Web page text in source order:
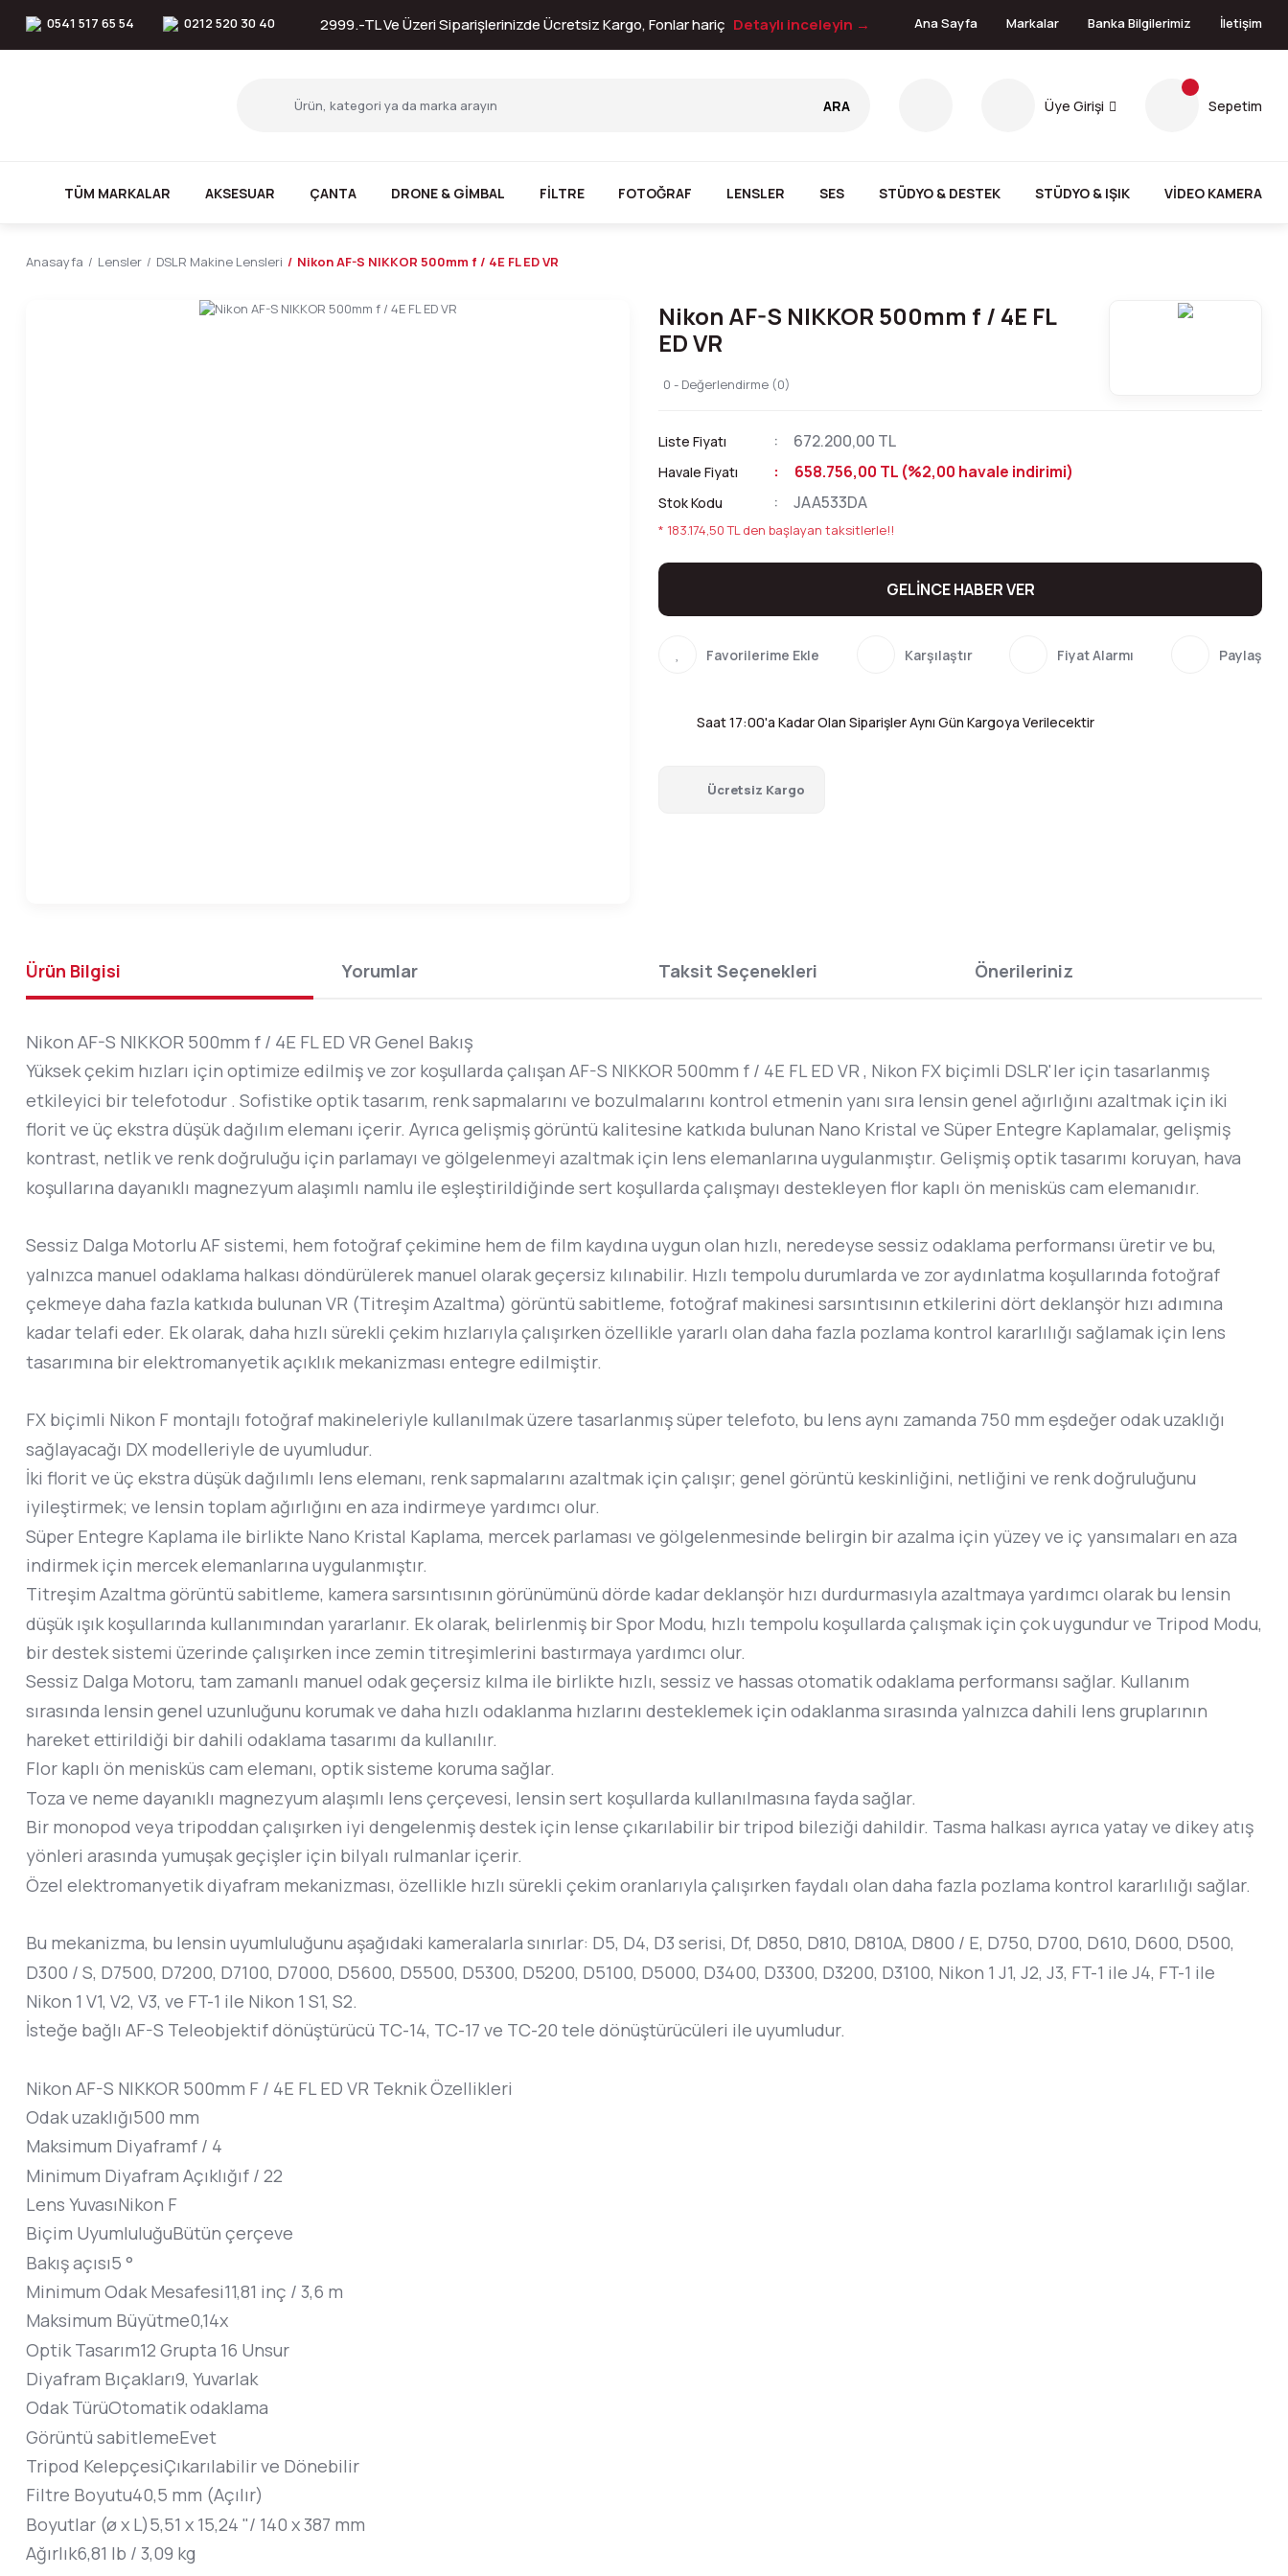
0541 517 65 54 0212 520 30 40 2999.-TL Ve Üzeri Siparişlerinizde Ücretsiz Kargo, Fonlar hariç Detaylı inceleyin → Ana Sayfa Markalar Banka Bilgilerimiz İletişim
ARA Üye Girişi Sepetim
TÜM MARKALAR AKSESUAR ÇANTA DRONE & GİMBAL FİLTRE FOTOĞRAF LENSLER SES STÜDYO & DESTEK STÜDYO & IŞIK VİDEO KAMERA
Anasayfa Lensler DSLR Makine Lensleri Nikon AF-S NIKKOR 500mm f / 4E FL ED VR
Nikon AF-S NIKKOR 500mm f / 4E FL
ED VR
0 - Değerlendirme (0)
Liste Fiyatı 672.200,00 TL
Havale Fiyatı 658.756,00 TL (%2,00 havale indirimi)
Stok Kodu JAA533DA
* 183.174,50 TL den başlayan taksitlerle!!
GELİNCE HABER VER
Karşılaştır Fiyat Alarmı Paylaş
Saat 17:00'a Kadar Olan Siparişler Aynı Gün Kargoya Verilecektir
Ücretsiz Kargo
Ürün Bilgisi Yorumlar Taksit Seçenekleri Önerileriniz
Nikon AF-S NIKKOR 500mm f / 4E FL ED VR Genel Bakış
Yüksek çekim hızları için optimize edilmiş ve zor koşullarda çalışan AF-S NIKKOR 500mm f / 4E FL ED VR , Nikon FX biçimli DSLR'ler için tasarlanmış
etkileyici bir telefotodur . Sofistike optik tasarım, renk sapmalarını ve bozulmalarını kontrol etmenin yanı sıra lensin genel ağırlığını azaltmak için iki
florit ve üç ekstra düşük dağılım elemanı içerir. Ayrıca gelişmiş görüntü kalitesine katkıda bulunan Nano Kristal ve Süper Entegre Kaplamalar, gelişmiş
kontrast, netlik ve renk doğruluğu için parlamayı ve gölgelenmeyi azaltmak için lens elemanlarına uygulanmıştır. Gelişmiş optik tasarımı koruyan, hava
koşullarına dayanıklı magnezyum alaşımlı namlu ile eşleştirildiğinde sert koşullarda çalışmayı destekleyen flor kaplı ön menisküs cam elemanıdır.
Sessiz Dalga Motorlu AF sistemi, hem fotoğraf çekimine hem de film kaydına uygun olan hızlı, neredeyse sessiz odaklama performansı üretir ve bu,
yalnızca manuel odaklama halkası döndürülerek manuel olarak geçersiz kılınabilir. Hızlı tempolu durumlarda ve zor aydınlatma koşullarında fotoğraf
çekmeye daha fazla katkıda bulunan VR (Titreşim Azaltma) görüntü sabitleme, fotoğraf makinesi sarsıntısının etkilerini dört deklanşör hızı adımına
kadar telafi eder. Ek olarak, daha hızlı sürekli çekim hızlarıyla çalışırken özellikle yararlı olan daha fazla pozlama kontrol kararlılığı sağlamak için lens
tasarımına bir elektromanyetik açıklık mekanizması entegre edilmiştir.
FX biçimli Nikon F montajlı fotoğraf makineleriyle kullanılmak üzere tasarlanmış süper telefoto, bu lens aynı zamanda 750 mm eşdeğer odak uzaklığı
sağlayacağı DX modelleriyle de uyumludur.
İki florit ve üç ekstra düşük dağılımlı lens elemanı, renk sapmalarını azaltmak için çalışır; genel görüntü keskinliğini, netliğini ve renk doğruluğunu
iyileştirmek; ve lensin toplam ağırlığını en aza indirmeye yardımcı olur.
Süper Entegre Kaplama ile birlikte Nano Kristal Kaplama, mercek parlaması ve gölgelenmesinde belirgin bir azalma için yüzey ve iç yansımaları en aza
indirmek için mercek elemanlarına uygulanmıştır.
Titreşim Azaltma görüntü sabitleme, kamera sarsıntısının görünümünü dörde kadar deklanşör hızı durdurmasıyla azaltmaya yardımcı olarak bu lensin
düşük ışık koşullarında kullanımından yararlanır. Ek olarak, belirlenmiş bir Spor Modu, hızlı tempolu koşullarda çalışmak için çok uygundur ve Tripod Modu,
bir destek sistemi üzerinde çalışırken ince zemin titreşimlerini bastırmaya yardımcı olur.
Sessiz Dalga Motoru, tam zamanlı manuel odak geçersiz kılma ile birlikte hızlı, sessiz ve hassas otomatik odaklama performansı sağlar. Kullanım
sırasında lensin genel uzunluğunu korumak ve daha hızlı odaklanma hızlarını desteklemek için odaklanma sırasında yalnızca dahili lens gruplarının
hareket ettirildiği bir dahili odaklama tasarımı da kullanılır.
Flor kaplı ön menisküs cam elemanı, optik sisteme koruma sağlar.
Toza ve neme dayanıklı magnezyum alaşımlı lens çerçevesi, lensin sert koşullarda kullanılmasına fayda sağlar.
Bir monopod veya tripoddan çalışırken iyi dengelenmiş destek için lense çıkarılabilir bir tripod bileziği dahildir. Tasma halkası ayrıca yatay ve dikey atış
yönleri arasında yumuşak geçişler için bilyalı rulmanlar içerir.
Özel elektromanyetik diyafram mekanizması, özellikle hızlı sürekli çekim oranlarıyla çalışırken faydalı olan daha fazla pozlama kontrol kararlılığı sağlar.
Bu mekanizma, bu lensin uyumluluğunu aşağıdaki kameralarla sınırlar: D5, D4, D3 serisi, Df, D850, D810, D810A, D800 / E, D750, D700, D610, D600, D500,
D300 / S, D7500, D7200, D7100, D7000, D5600, D5500, D5300, D5200, D5100, D5000, D3400, D3300, D3200, D3100, Nikon 1 J1, J2, J3, FT-1 ile J4, FT-1 ile
Nikon 1 V1, V2, V3, ve FT-1 ile Nikon 1 S1, S2.
İsteğe bağlı AF-S Teleobjektif dönüştürücü TC-14, TC-17 ve TC-20 tele dönüştürücüleri ile uyumludur.
Nikon AF-S NIKKOR 500mm F / 4E FL ED VR Teknik Özellikleri
Odak uzaklığı500 mm
Maksimum Diyaframf / 4
Minimum Diyafram Açıklığıf / 22
Lens YuvasıNikon F
Biçim UyumluluğuBütün çerçeve
Bakış açısı5 °
Minimum Odak Mesafesi11,81 inç / 3,6 m
Maksimum Büyütme0,14x
Optik Tasarım12 Grupta 16 Unsur
Diyafram Bıçakları9, Yuvarlak
Odak TürüOtomatik odaklama
Görüntü sabitlemeEvet
Tripod KelepçesiÇıkarılabilir ve Dönebilir
Filtre Boyutu40,5 mm (Açılır)
Boyutlar (ø x L)5,51 x 15,24 "/ 140 x 387 mm
Ağırlık6,81 lb / 3,09 kg